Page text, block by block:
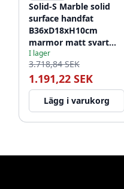
Solid-S Marble solid
surface handfat
B36xD18xH10cm
marmor matt svart
1208953896
I lager
3.718,84 SEK
1.191,22 SEK
Lägg i varukorg